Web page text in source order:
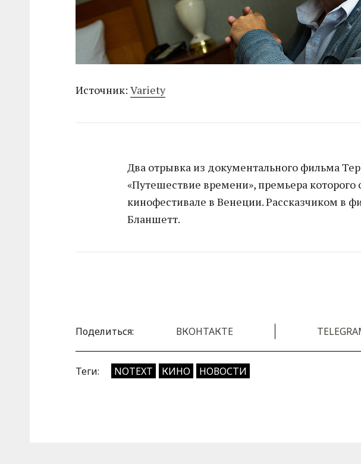
Источник:Variety
Два отрывка из документального фильма
«Путешествие времени», премьера которого
кинофестивале в Венеции. Рассказчиком в
Бланшетт.
Поделиться: ВКОНТАКТЕ
Теги: NOTEXT КИНО НОВОСТИ